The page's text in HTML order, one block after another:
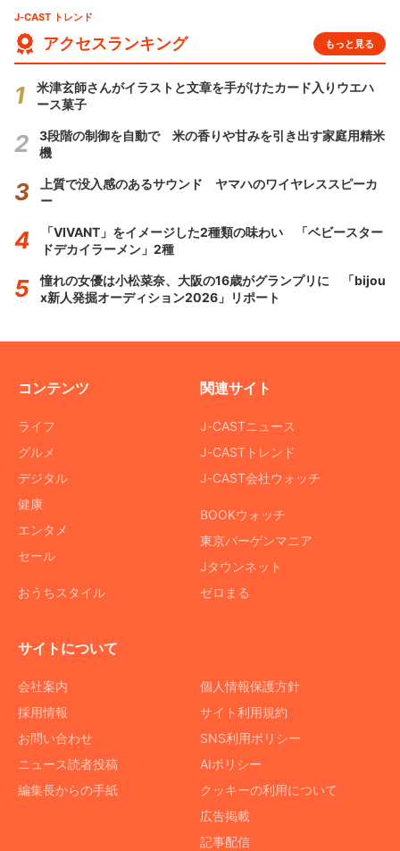
J-CAST トレンド
アクセスランキング もっと見る
米津玄師さんがイラストと文章を手がけたカード入りウエハ
ース菓子
3段階の制御を自動で 米の香りや甘みを引き出す家庭用精米
機
上質で没入感のあるサウンド ヤマハのワイヤレススピーカ
ー
「VIVANT」をイメージした2種類の味わい 「ベビースター
ドデカイラーメン」2種
憧れの女優は小松菜奈、大阪の16歳がグランプリに 「bijou
x新人発掘オーディション2026」リポート
コンテンツ
ライフ
グルメ
デジタル
健康
エンタメ
セール
おうちスタイル
関連サイト
J-CASTニュース
J-CASTトレンド
J-CAST会社ウォッチ
BOOKウォッチ
東京バーゲンマニア
Jタウンネット
ゼロまる
サイトについて
会社案内
採用情報
お問い合わせ
ニュース読者投稿
編集長からの手紙
個人情報保護方針
サイト利用規約
SNS利用ポリシー
AIポリシー
クッキーの利用について
広告掲載
記事配信